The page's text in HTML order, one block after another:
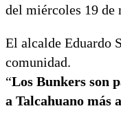
del miércoles 19 de
El alcalde Eduardo
comunidad.
“Los Bunkers son
a Talcahuano más